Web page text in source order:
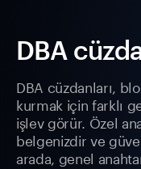
DBA
DBA cüzdanları,
kurmak için farklı
işlev görür. Özel
belgenizdir ve
arada, genel